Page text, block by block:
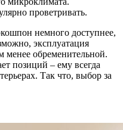
проветривать.
немного доступнее,
эксплуатация
менее обременительной.
позиций – ему всегда
Так что, выбор за